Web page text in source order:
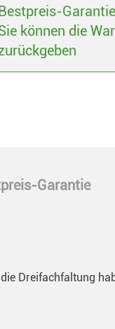
Garantie
können die
Garantie
Dreifachfaltung